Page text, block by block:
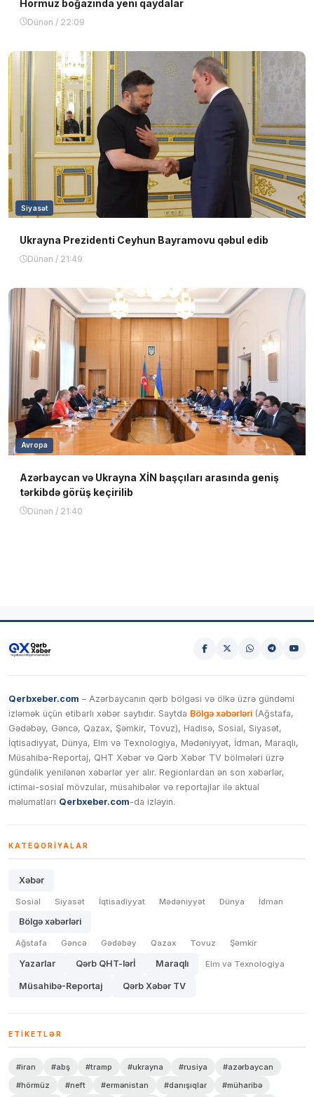
Hörmüz boğazında yeni qaydalar
Dünən / 22:09
Siyasət
Ukrayna Prezidenti Ceyhun Bayramovu qəbul edib
Dünən / 21:49
Avropa
Azərbaycan və Ukrayna XİN başçıları arasında geniş
tərkibdə görüş keçirilib
Dünən / 21:40
Qerbxeber.com – Azərbaycanın qərb bölgəsi və ölkə üzrə gündəmi
izləmək üçün etibarlı xəbər saytıdır. Saytda Bölgə xəbərləri (Ağstafa,
Gədəbəy, Gəncə, Qazax, Şəmkir, Tovuz), Hadisə, Sosial, Siyasət,
İqtisadiyyat, Dünya, Elm və Texnologiya, Mədəniyyət, İdman, Maraqlı,
Müsahibə-Reportaj, QHT Xəbər və Qərb Xəbər TV bölmələri üzrə
gündəlik yenilənən xəbərlər yer alır. Regionlardan ən son xəbərlər,
ictimai-sosial mövzular, müsahibələr və reportajlar ilə aktual
məlumatları Qerbxeber.com-da izləyin.
KATEQORIYALAR
Xəbər
Sosial Siyasət İqtisadiyyat Mədəniyyət Dünya İdman
Bölgə xəbərləri
Ağstafa Gəncə Gədəbəy Qazax Tovuz Şəmkir
Yazarlar Qərb QHT-lərİ Maraqlı Elm və Texnologiya
Müsahibə-Reportaj Qərb Xəbər TV
ETIKETLƏR
#iran #abş #tramp #ukrayna #rusiya
#azərbaycan
#hörmüz
#neft #ermənistan #danışıqlar
#müharibə